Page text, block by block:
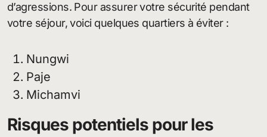
d’agressions. Pour assurer votre sécurité pendant
votre séjour, voici quelques quartiers à éviter :
Nungwi
Paje
Michamvi
Risques potentiels pour les